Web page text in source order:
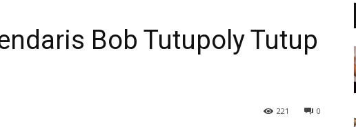
Bob Tutupoly Tutup
0
221